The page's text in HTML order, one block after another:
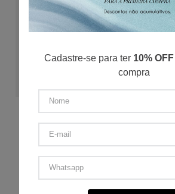
ADICIONAR AO
Casaco Flanelado Gola alta c/
P
R$ 399,00 R$ 199,50 /6x
Cadastre-se para ter 10% OFF
compra